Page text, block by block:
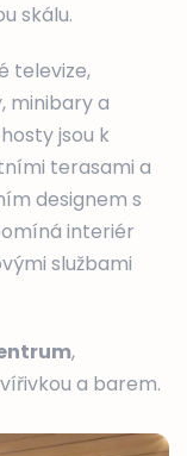
skálu.
televize,
minibary a
jsou k
terasami a
designem s
interiér
službami
,
a barem.